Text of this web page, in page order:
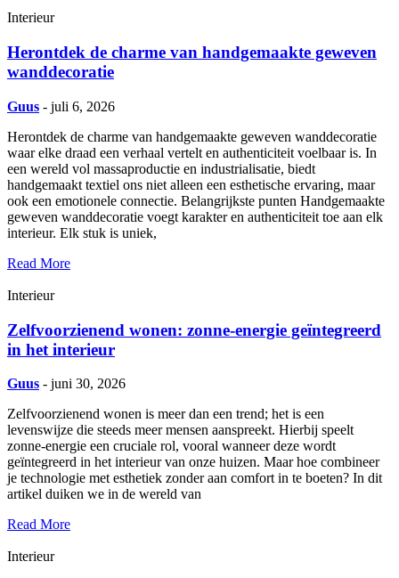
Interieur
Herontdek de charme van handgemaakte geweven
wanddecoratie
Guus - juli 6, 2026
Herontdek de charme van handgemaakte geweven wanddecoratie
waar elke draad een verhaal vertelt en authenticiteit voelbaar is. In
een wereld vol massaproductie en industrialisatie, biedt
handgemaakt textiel ons niet alleen een esthetische ervaring, maar
ook een emotionele connectie. Belangrijkste punten Handgemaakte
geweven wanddecoratie voegt karakter en authenticiteit toe aan elk
interieur. Elk stuk is uniek,
Read More
Interieur
Zelfvoorzienend wonen: zonne-energie geïntegreerd
in het interieur
Guus - juni 30, 2026
Zelfvoorzienend wonen is meer dan een trend; het is een
levenswijze die steeds meer mensen aanspreekt. Hierbij speelt
zonne-energie een cruciale rol, vooral wanneer deze wordt
geïntegreerd in het interieur van onze huizen. Maar hoe combineer
je technologie met esthetiek zonder aan comfort in te boeten? In dit
artikel duiken we in de wereld van
Read More
Interieur